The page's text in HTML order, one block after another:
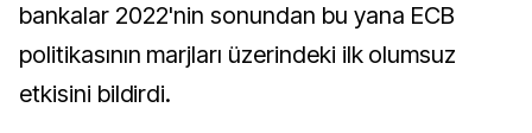
bankalar 2022'nin sonundan bu yana ECB
politikasının marjları üzerindeki ilk olumsuz
etkisini bildirdi.